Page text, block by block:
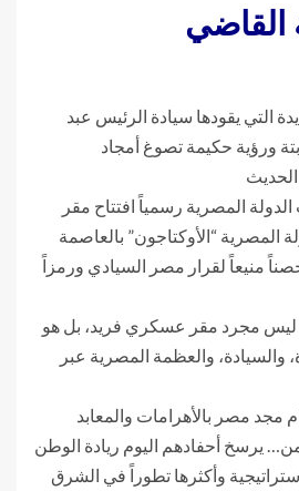
التي يقودها سيادة الرئيس عبد
ورؤية حكيمة تصوغ أمجاد
الحديث
المصرية رسمياً افتتاح مقر
المصرية “الأوكتاجون” بالعاصمة
حصناً منيعاً لقرار مصر السيادي ورمزاً
ليس مجرد مقر عسكري فريد، بل هو
والسيادة، والعظمة المصرية عبر
مجد مصر بالأهرامات والمعابد
يرسخ أحفادهم اليوم ريادة الوطن
وأكثرها تطوراً في الشرق